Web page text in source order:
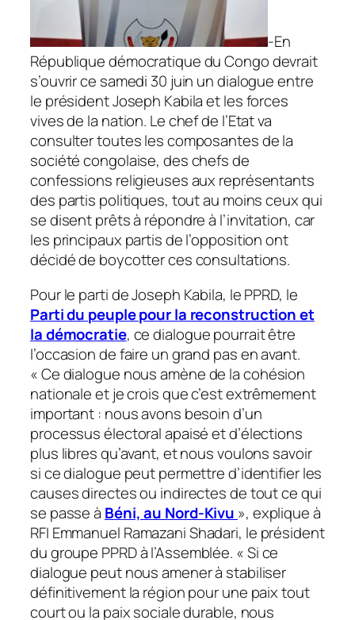
-En
République démocratique du Congo devrait
s’ouvrir ce samedi 30 juin un dialogue entre
le président Joseph Kabila et les forces
vives de la nation. Le chef de l’Etat va
consulter toutes les composantes de la
société congolaise, des chefs de
confessions religieuses aux représentants
des partis politiques, tout au moins ceux qui
se disent prêts à répondre à l’invitation, car
les principaux partis de l’opposition ont
décidé de boycotter ces consultations.
Pour le parti de Joseph Kabila, le PPRD, le
Parti du peuple pour la reconstruction et
la démocratie, ce dialogue pourrait être
l’occasion de faire un grand pas en avant.
«Ce dialogue nous amène de la cohésion
nationale et je crois que c’est extrêmement
important : nous avons besoin d’un
processus électoral apaisé et d’élections
plus libres qu’avant, et nous voulons savoir
si ce dialogue peut permettre d’identifier les
causes directes ou indirectes de tout ce qui
se passe à Béni, au Nord-Kivu », explique à
RFI Emmanuel Ramazani Shadari, le président
du groupe PPRD à l’Assemblée. «Si ce
dialogue peut nous amener à stabiliser
définitivement la région pour une paix tout
court ou la paix sociale durable, nous